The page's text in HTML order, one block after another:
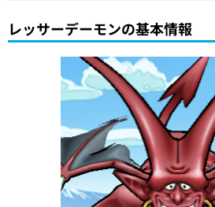
レッサーデーモンの基本情報